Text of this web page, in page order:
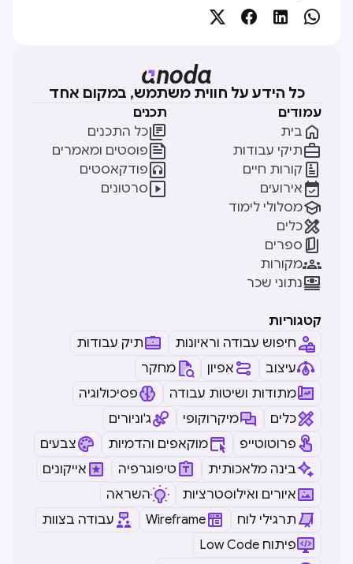




כל הידע על חווית משתמש, במקום אחד
עמודים
בית 
תיקי עבודות
קורות חיים 
אירועים 
מסלולי לימוד
כלים
ספרים 
מקורות
נתוני שכר
תכנים
כל התכנים
פוסטים ומאמרים
פודקאסטים
סרטונים
קטגוריות
חיפוש עבודה וראיונות
תיק עבודות
עיצוב
אפיון
מחקר
מתודות ושיטות עבודה
פסיכולוגיה
כלים
מיקרוקופי
ג'וניורים
פרוטוטייפ
מוקאפים והדמיות
צבעים
בינה מלאכותית
טיפוגרפיה
אייקונים
איורים ואילוסטרציות
השראה
תרגילי לוח
Wireframe
עבודה בצוות
Low Code פיתוח